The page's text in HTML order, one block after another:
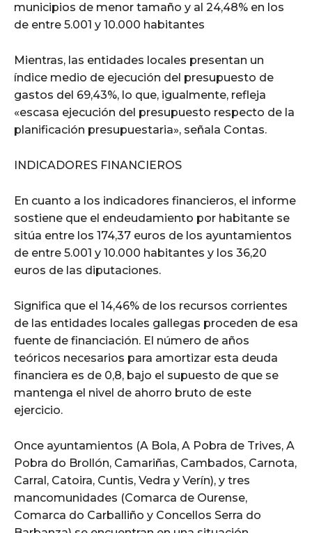
municipios de menor tamaño y al 24,48% en los
de entre 5.001 y 10.000 habitantes
Mientras, las entidades locales presentan un
índice medio de ejecución del presupuesto de
gastos del 69,43%, lo que, igualmente, refleja
«escasa ejecución del presupuesto respecto de la
planificación presupuestaria», señala Contas.
INDICADORES FINANCIEROS
En cuanto a los indicadores financieros, el informe
sostiene que el endeudamiento por habitante se
sitúa entre los 174,37 euros de los ayuntamientos
de entre 5.001 y 10.000 habitantes y los 36,20
euros de las diputaciones.
Significa que el 14,46% de los recursos corrientes
de las entidades locales gallegas proceden de esa
fuente de financiación. El número de años
teóricos necesarios para amortizar esta deuda
financiera es de 0,8, bajo el supuesto de que se
mantenga el nivel de ahorro bruto de este
ejercicio.
Once ayuntamientos (A Bola, A Pobra de Trives, A
Pobra do Brollón, Camariñas, Cambados, Carnota,
Carral, Catoira, Cuntis, Vedra y Verín), y tres
mancomunidades (Comarca de Ourense,
Comarca do Carballiño y Concellos Serra do